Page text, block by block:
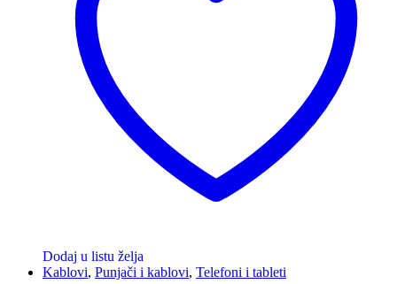
Dodaj u listu želja
Kablovi, Punjači i kablovi, Telefoni i tableti